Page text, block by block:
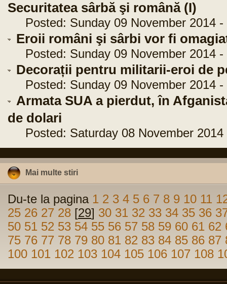
Securitatea sârbă şi română (I)
Posted: Sunday 09 November 2014 -
Eroii români şi sârbi vor fi
Posted: Sunday 09 November 2014 -
Decorații pentru militarii-eroi de
Posted: Sunday 09 November 2014 -
Armata SUA a pierdut, în
de dolari
Posted: Saturday 08 November 2014
Mai multe stiri
Du-te la pagina 1 2 3 4 5 6 7 8 9 10 11
25 26 27 28 [29] 30 31 32 33 34 35 36
50 51 52 53 54 55 56 57 58 59 60 61 62
75 76 77 78 79 80 81 82 83 84 85 86 87
100 101 102 103 104 105 106 107 108